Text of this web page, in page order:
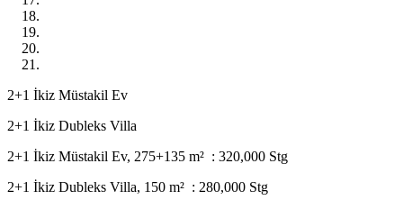
2+1 İkiz Müstakil Ev
2+1 İkiz Dubleks Villa
2+1 İkiz Müstakil Ev, 275+135 m² : 320,000 Stg
2+1 İkiz Dubleks Villa, 150 m² : 280,000 Stg